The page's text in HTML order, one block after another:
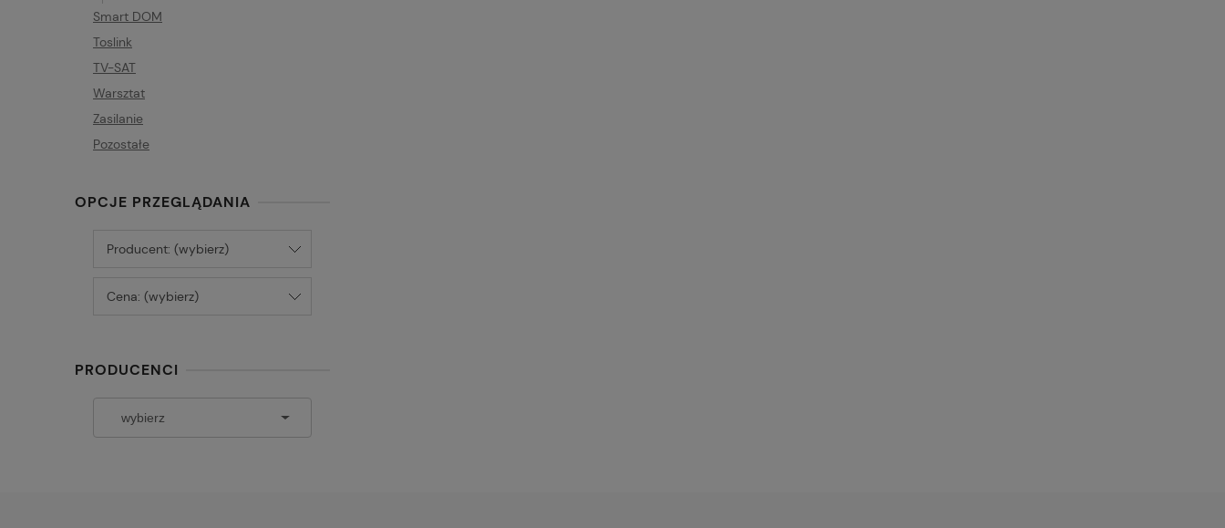
Smart DOM
Toslink
TV-SAT
Warsztat
Zasilanie
Pozostałe
OPCJE PRZEGLĄDANIA
Producent: (wybierz)
Cena: (wybierz)
PRODUCENCI